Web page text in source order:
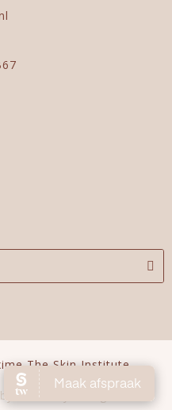
The Skin Institute
Perfectly Designed